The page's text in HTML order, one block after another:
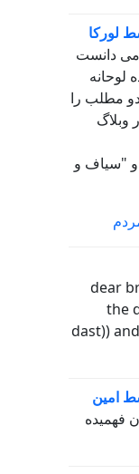
لورکا
می دانست
لوحانه
مطلب را
وبلاگ
"سیاف و
dear
the
dast))
امین
فهمیده